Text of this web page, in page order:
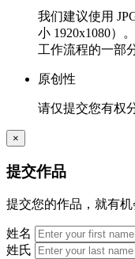
我们建议使用
小 1920x1080）
工作流程的一部
原创性
请仅提交您有权
×
提交作品
提交您的作品，就有机
姓名
姓氏